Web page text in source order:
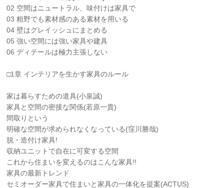
02 空間はニュートラル、味付けは家具で
03 粗野でも素材感のある素材を用いる
04 壁はグレイッシュにまとめる
05 強い空間には強い家具や建具
06 ディテールは極力主張しない
□1章 インテリアを生かす家具のルール
家は暮らすための道具(小泉誠)
家具と空間の密接な関係(若原一貴)
間取りという
明確な空間が求められなくなっている(窪川勝哉)
脱・造付け家具!
収納ユニットで自在に可変する空間
これから住まいを変えるのはこんな家具!!
家具の最新トレンド
セミオーダー家具で住まいと家具の一体化を提案(ACTUS)